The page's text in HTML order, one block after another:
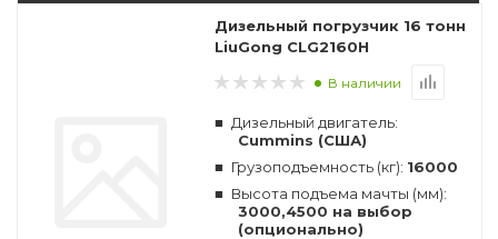
Дизельный погрузчик 16 тонн
LiuGong CLG2160H
В наличии
Дизельный двигатель:
Cummins (США)
Грузоподъемность (кг): 16000
Высота подъема мачты (мм):
3000,4500 на выбор
(опционально)